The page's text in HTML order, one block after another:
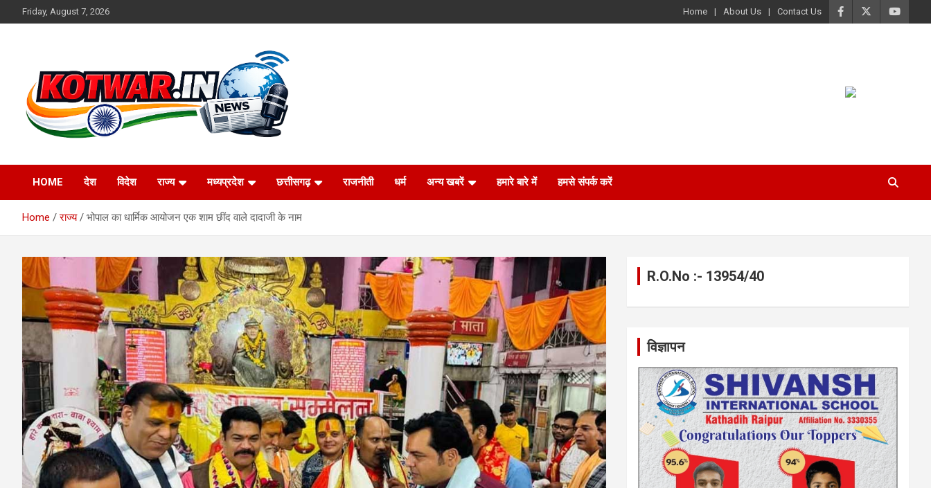
to
Friday, August 7, 2026 Home About Us Contact Us
kotwar.in
HOME देश विदेश राज्य मध्यप्रदेश छत्तीसगढ़ राजनीती धर्म अन्य खबरें हमारे बारे में हमसे संपर्क करें
Home राज्य भोपाल का धार्मिक आयोजन एक शाम छींद वाले दादाजी के नाम
R.O.No :- 13954/40
विज्ञापन